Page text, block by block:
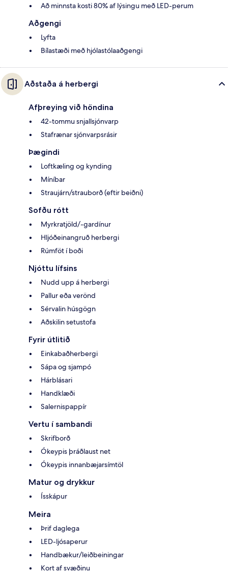
Að minnsta kosti 80% af lýsingu með LED-perum
Aðgengi
Lyfta
Bílastæði með hjólastólaaðgengi
Aðstaða á herbergi
Afþreying við höndina
42-tommu snjallsjónvarp
Stafrænar sjónvarpsrásir
Þægindi
Loftkæling og kynding
Míníbar
Straujárn/strauborð (eftir beiðni)
Sofðu rótt
Myrkratjöld/-gardínur
Hljóðeinangruð herbergi
Rúmföt í boði
Njóttu lífsins
Nudd upp á herbergi
Pallur eða verönd
Sérvalin húsgögn
Aðskilin setustofa
Fyrir útlitið
Einkabaðherbergi
Sápa og sjampó
Hárblásari
Handklæði
Salernispappír
Vertu í sambandi
Skrifborð
Ókeypis þráðlaust net
Ókeypis innanbæjarsímtöl
Matur og drykkur
Ísskápur
Meira
Þrif daglega
LED-ljósaperur
Handbækur/leiðbeiningar
Kort af svæðinu